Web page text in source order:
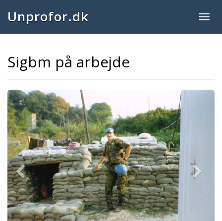
Unprofor.dk
Sigbm på arbejde
Previous